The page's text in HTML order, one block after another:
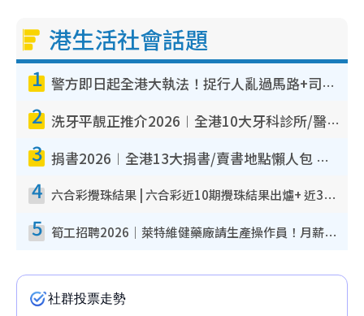
港生活社會話題
1 警方即日起全港大執法！捉行人亂過馬路+司機不專注駕駛！亂過馬路罰$2000
2 洗牙平靚正推介2026︱全港10大牙科診所/醫院懶人包 夜診至8點/鎮靜潔牙/醫療券適用
3 捐書2026︱全港13大捐書/賣書地點懶人包 二手課本最高$150＋舊書換免費咖啡/戲票
4 六合彩攪珠結果 | 六合彩近10期攪珠結果出爐+ 近30期最旺熱門中獎號碼
5 筍工招聘2026｜萊特維健藥廠請生產操作員！月薪高達$1.7萬 冷氣廠房/五天工作/保證雙糧